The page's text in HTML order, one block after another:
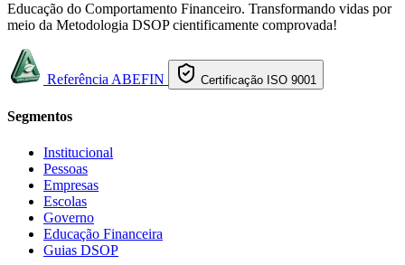
Educação do Comportamento Financeiro. Transformando vidas por
meio da Metodologia DSOP cientificamente comprovada!
Referência ABEFIN Certificação ISO 9001
Segmentos
Institucional
Pessoas
Empresas
Escolas
Governo
Educação Financeira
Guias DSOP